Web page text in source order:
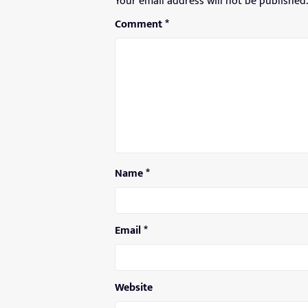
Comment*
Name*
Email*
Website